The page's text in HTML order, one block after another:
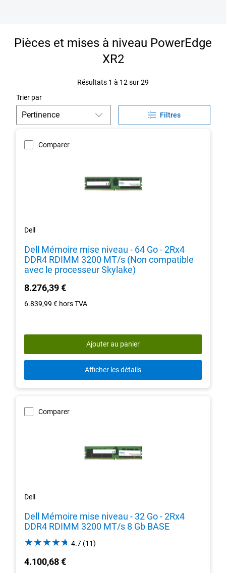
Pièces et mises à niveau PowerEdge
XR2
Filtres
Trier par
Résultats 1 à 12 sur 29
Comparer
Dell
Dell Mémoire mise niveau - 64 Go - 2Rx4
DDR4 RDIMM 3200 MT/s (Non compatible
avec le processeur Skylake)
8.276,39 €
6.839,99 € hors TVA
Ajouter au panier
Afficher les détails
Comparer
Dell
Dell Mémoire mise niveau - 32 Go - 2Rx4
DDR4 RDIMM 3200 MT/s 8 Gb BASE
4.7 (11)
4.100,68 €